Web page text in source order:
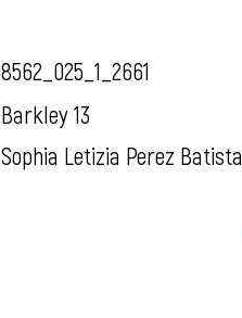
8562_025_1_2661
Barkley 13
Sophia Letizia Perez Batista